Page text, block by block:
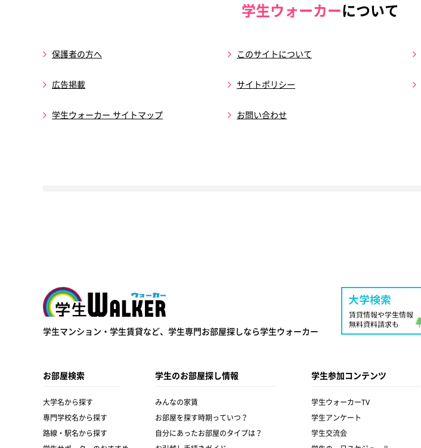
学生ウォーカーについて
保護者の方へ このサイトについて
広告掲載 サイトポリシー
学生ウォーカー サイトマップ お問い合わせ
学生ウォーカー
学生マンション・学生賃貸など、 学生専門お部屋探しなら学生ウォーカー
お部屋検索
大学名から探す
専門学校名から探す
路線・駅名から探す
学生のお部屋探し情報
みんなの家賃
お部屋を探す時期っていつ？
自分にあったお部屋のタイプは？
学生参加コンテンツ
学生ウォーカーTV
学生アンケート
学生交流会